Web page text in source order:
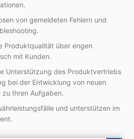
von gemeldeten Fehlern und
Produktqualität über engen
mit Kunden.
Unterstützung des Produktvertriebs
bei der Entwicklung von neuen
Ihren Aufgaben.
und unterstützen im